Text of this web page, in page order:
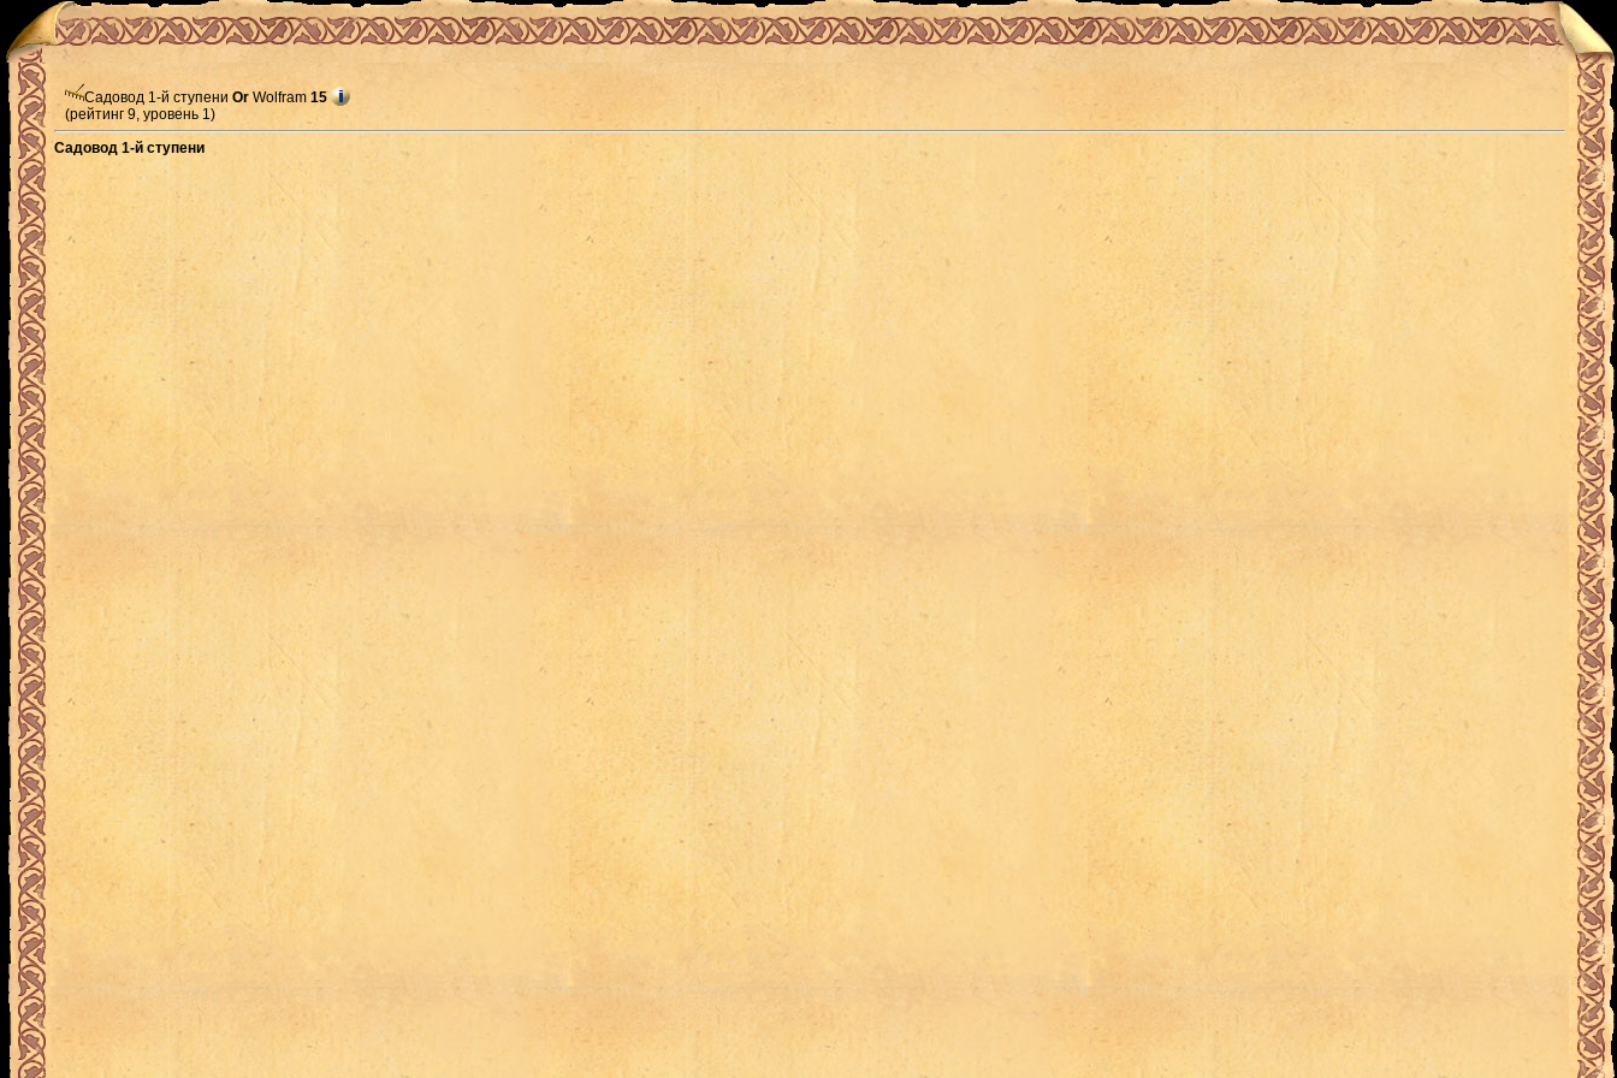
Садовод 1-й ступени Or Wolfram 15
(рейтинг 9, уровень 1)
Садовод 1-й ступени